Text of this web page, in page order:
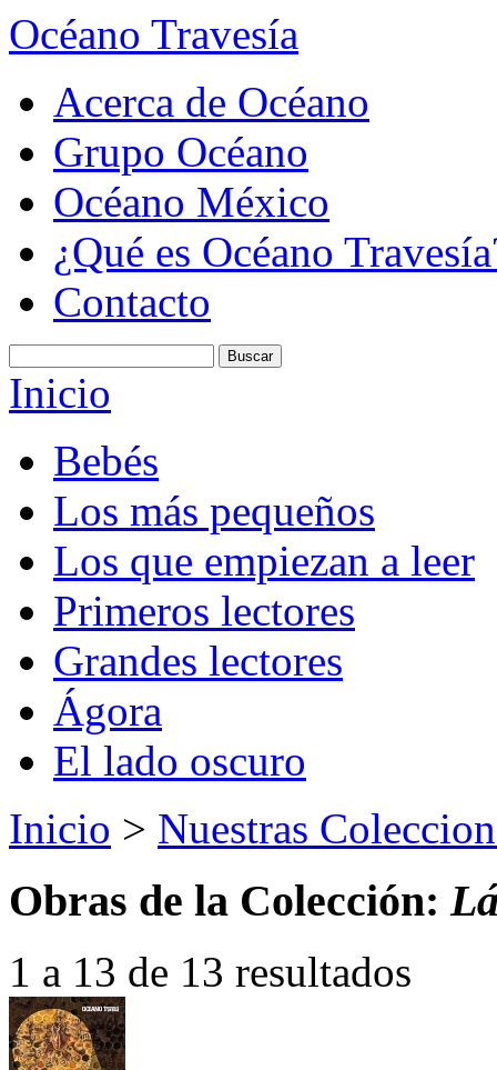
Océano Travesía
Acerca de Océano
Grupo Océano
Océano México
¿Qué es Océano
Contacto
Inicio
Bebés
Los más pequeños
Los que empiezan a leer
Primeros lectores
Grandes lectores
Ágora
El lado oscuro
Inicio > Nuestras
Obras de la Colección:
1 a 13 de 13 resultados